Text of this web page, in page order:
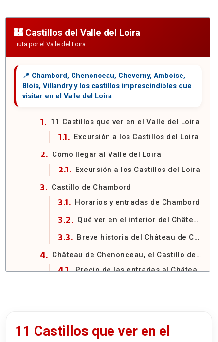
Castillos del Valle del Loira
11 Castillos que ver en el Valle del Loira
Excursión a los Castillos del Loira
Cómo llegar al Valle del Loira
Excursión a los Castillos del Loira
Castillo de Chambord
Horarios y entradas de Chambord
Qué ver en el interior del Château de Chambord
Breve historia del Château de Chambord
Château de Chenonceau, el Castillo de las Damas
Precio de las entradas al Château de Chenonceau en 2026
Los jardines de Chenonceau
11 Castillos que ver en el